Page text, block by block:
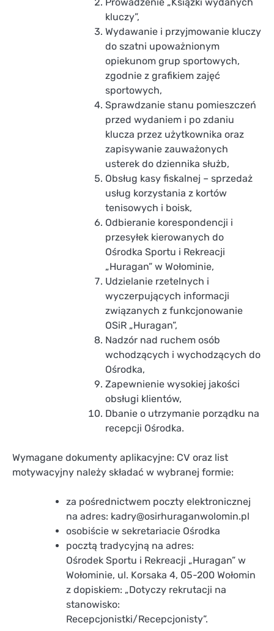
kluczy”,
Wydawanie i przyjmowanie kluczy
do szatni upoważnionym
opiekunom grup sportowych,
zgodnie z grafikiem zajęć
sportowych,
Sprawdzanie stanu pomieszczeń
przed wydaniem i po zdaniu
klucza przez użytkownika oraz
zapisywanie zauważonych
usterek do dziennika służb,
Obsług kasy fiskalnej – sprzedaż
usług korzystania z kortów
tenisowych i boisk,
Odbieranie korespondencji i
przesyłek kierowanych do
Ośrodka Sportu i Rekreacji
„Huragan” w Wołominie,
Udzielanie rzetelnych i
wyczerpujących informacji
związanych z funkcjonowanie
OSiR „Huragan”,
Nadzór nad ruchem osób
wchodzących i wychodzących do
Ośrodka,
Zapewnienie wysokiej jakości
obsługi klientów,
Dbanie o utrzymanie porządku na
recepcji Ośrodka.
Wymagane dokumenty aplikacyjne: CV oraz list
motywacyjny należy składać w wybranej formie:
za pośrednictwem poczty elektronicznej
na adres: kadry@osirhuraganwolomin.pl
osobiście w sekretariacie Ośrodka
pocztą tradycyjną na adres:
Ośrodek Sportu i Rekreacji „Huragan” w
Wołominie, ul. Korsaka 4, 05-200 Wołomin
z dopiskiem: „Dotyczy rekrutacji na
stanowisko:
Recepcjonistki/Recepcjonisty”.